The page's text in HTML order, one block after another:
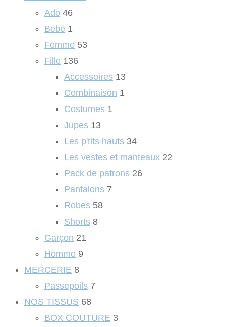
Ado 46
Bébé 1
Femme 53
Fille 136
Accessoires 13
Combinaison 1
Costumes 1
Jupes 13
Les p'tits hauts 34
Les vestes et manteaux 22
Pack de patrons 26
Pantalons 7
Robes 58
Shorts 8
Garçon 21
Homme 9
MERCERIE 8
Passepoils 7
NOS TISSUS 68
BOX COUTURE 3